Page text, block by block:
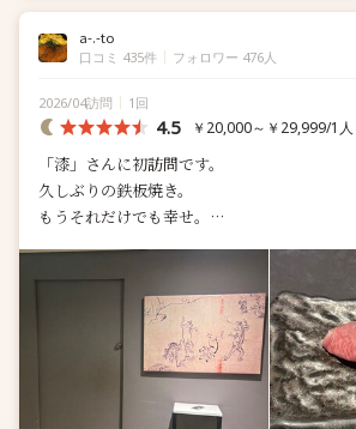
a-.-to
口コミ 435件 フォロワー 476人
2026/04訪問 1回
4.5 ￥20,000～￥29,999/1人
「漆」さんに初訪問です。
久しぶりの鉄板焼き。
もうそれだけでも幸せ。
黒毛和牛の炙り寿司
本日の前菜